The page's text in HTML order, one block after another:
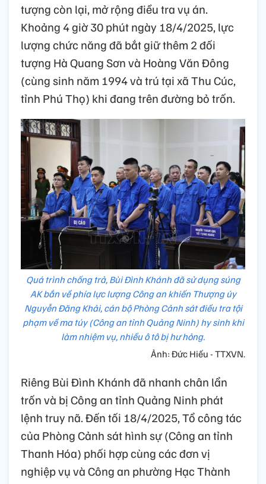
tượng còn lại, mở rộng điều tra vụ án.
Khoảng 4 giờ 30 phút ngày 18/4/2025, lực
lượng chức năng đã bắt giữ thêm 2 đối
tượng Hà Quang Sơn và Hoàng Văn Đông
(cùng sinh năm 1994 và trú tại xã Thu Cúc,
tỉnh Phú Thọ) khi đang trên đường bỏ trốn.
Quá trình chống trả, Bùi Đình Khánh đã sử dụng súng
AK bắn về phía lực lượng Công an khiến Thượng úy
Nguyễn Đăng Khải, cán bộ Phòng Cảnh sát điều tra tội
phạm về ma túy (Công an tỉnh Quảng Ninh) hy sinh khi
làm nhiệm vụ, nhiều ô tô bị hư hỏng.
Ảnh: Đức Hiếu - TTXVN.
Riêng Bùi Đình Khánh đã nhanh chân lẩn
trốn và bị Công an tỉnh Quảng Ninh phát
lệnh truy nã. Đến tối 18/4/2025, Tổ công tác
của Phòng Cảnh sát hình sự (Công an tỉnh
Thanh Hóa) phối hợp cùng các đơn vị
nghiệp vụ và Công an phường Hạc Thành